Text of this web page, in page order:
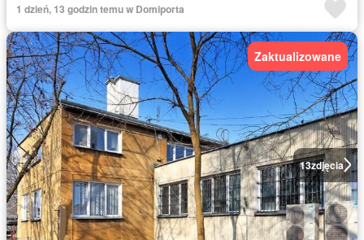
1 dzień, 13 godzin temu w Domiporta
13zdjęcia
Zaktualizowane